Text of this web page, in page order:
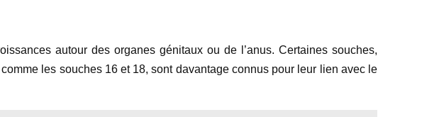
autour des organes génitaux ou de l’anus. Certaines souches,
les souches 16 et 18, sont davantage connus pour leur lien avec le